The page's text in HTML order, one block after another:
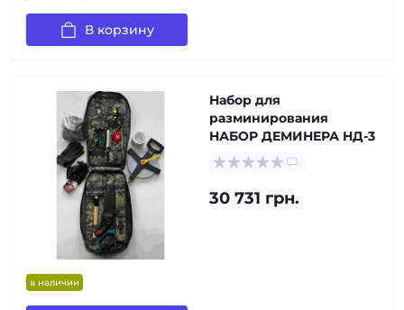
В корзину
в наличии
Набор для
разминирования
НАБОР ДЕМИНЕРА НД-3
30 731 грн.